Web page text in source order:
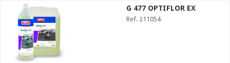
G 477 OPTIFLOR EX
Ref. 211054